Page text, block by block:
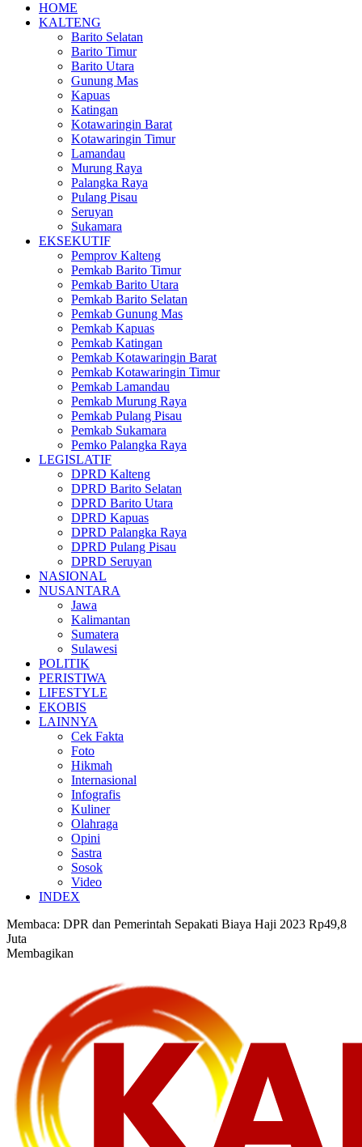
HOME
KALTENG
Barito Selatan
Barito Timur
Barito Utara
Gunung Mas
Kapuas
Katingan
Kotawaringin Barat
Kotawaringin Timur
Lamandau
Murung Raya
Palangka Raya
Pulang Pisau
Seruyan
Sukamara
EKSEKUTIF
Pemprov Kalteng
Pemkab Barito Timur
Pemkab Barito Utara
Pemkab Barito Selatan
Pemkab Gunung Mas
Pemkab Kapuas
Pemkab Katingan
Pemkab Kotawaringin Barat
Pemkab Kotawaringin Timur
Pemkab Lamandau
Pemkab Murung Raya
Pemkab Pulang Pisau
Pemkab Sukamara
Pemko Palangka Raya
LEGISLATIF
DPRD Kalteng
DPRD Barito Selatan
DPRD Barito Utara
DPRD Kapuas
DPRD Palangka Raya
DPRD Pulang Pisau
DPRD Seruyan
NASIONAL
NUSANTARA
Jawa
Kalimantan
Sumatera
Sulawesi
POLITIK
PERISTIWA
LIFESTYLE
EKOBIS
LAINNYA
Cek Fakta
Foto
Hikmah
Internasional
Infografis
Kuliner
Olahraga
Opini
Sastra
Sosok
Video
INDEX
Membaca: DPR dan Pemerintah Sepakati Biaya Haji 2023 Rp49,8
Juta
Membagikan